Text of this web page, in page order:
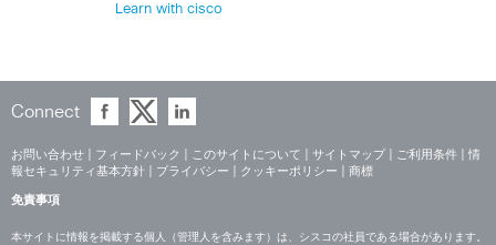
Learn with cisco
Connect
お問い合わせ フィードバック このサイトについて サイトマップ ご利用条件
情
報セキュリティ基本方針
プライバシー クッキーポリシー 商標
免責事項
本サイトに情報を掲載する個人（管理人を含みます）は、シスコの社員である場合があります。